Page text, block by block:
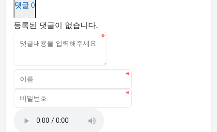
댓글 0
등록된 댓글이 없습니다.